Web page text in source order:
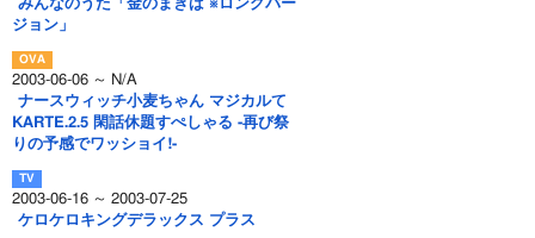
みんなのうた「金のまきば ※ロングバー
ジョン」
2003-06-06 ～ N/A
ナースウィッチ小麦ちゃん マジカルて
KARTE.2.5 閑話休題すぺしゃる -再び祭
りの予感でワッショイ!-
2003-06-16 ～ 2003-07-25
ケロケロキングデラックス プラス